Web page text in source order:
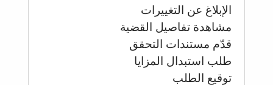
الإبلاغ عن التغييرات
مشاهدة تفاصيل القضية
قدّم مستندات التحقق
طلب استبدال المزايا
توقيع الطلب